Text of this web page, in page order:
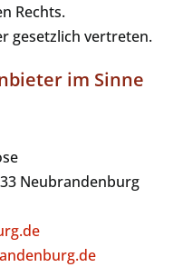
Rechts.
gesetzlich vertreten.
im Sinne
Neubrandenburg